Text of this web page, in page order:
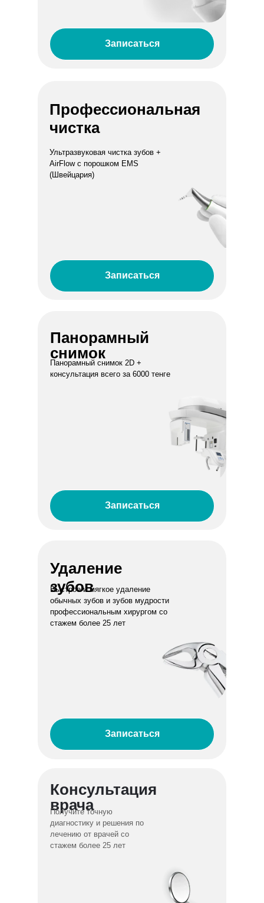
Записаться
Записаться
Записаться
Профессиональная
чистка
Ультразвуковая чистка зубов +
AirFlow с порошком EMS
(Швейцария)
Панорамный
снимок
Панорамный снимок 2D +
консультация всего за 6000 тенге
Консультация
врача
Удаление
зубов
Быстрое и мягкое удаление
обычных зубов и зубов мудрости
профессиональным хирургом со
стажем более 25 лет
Получите точную
диагностику и решения по
лечению от врачей со
стажем более 25 лет
Записаться